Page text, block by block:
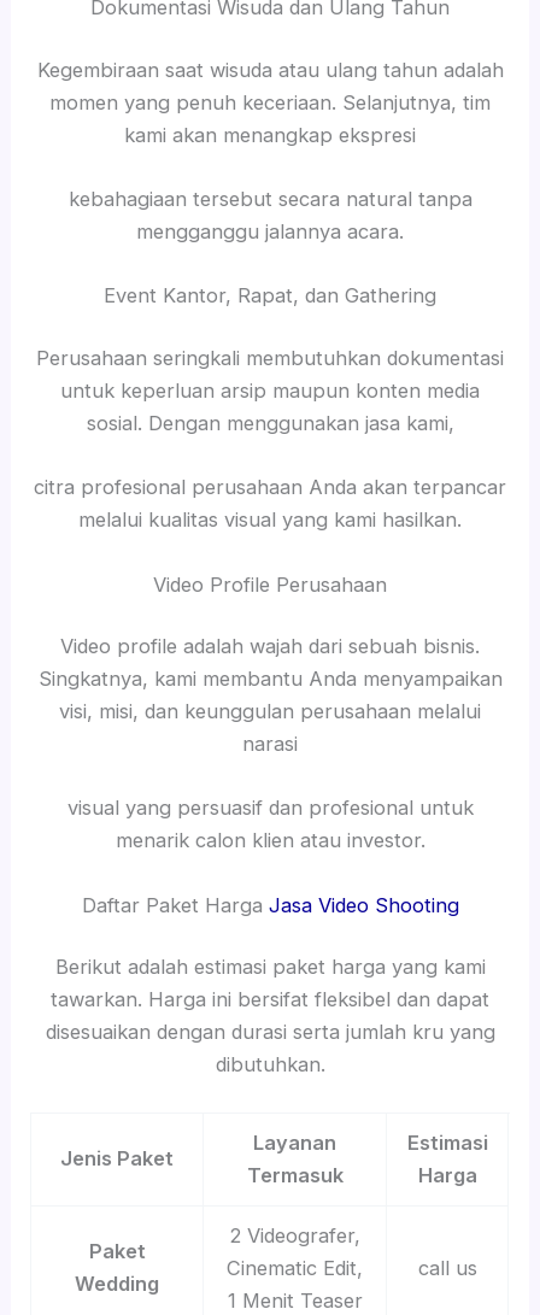
Dokumentasi Wisuda dan Ulang Tahun
Kegembiraan saat wisuda atau ulang tahun adalah
momen yang penuh keceriaan. Selanjutnya, tim
kami akan menangkap ekspresi
kebahagiaan tersebut secara natural tanpa
mengganggu jalannya acara.
Event Kantor, Rapat, dan Gathering
Perusahaan seringkali membutuhkan dokumentasi
untuk keperluan arsip maupun konten media
sosial. Dengan menggunakan jasa kami,
citra profesional perusahaan Anda akan terpancar
melalui kualitas visual yang kami hasilkan.
Video Profile Perusahaan
Video profile adalah wajah dari sebuah bisnis.
Singkatnya, kami membantu Anda menyampaikan
visi, misi, dan keunggulan perusahaan melalui
narasi
visual yang persuasif dan profesional untuk
menarik calon klien atau investor.
Daftar Paket Harga Jasa Video Shooting
Berikut adalah estimasi paket harga yang kami
tawarkan. Harga ini bersifat fleksibel dan dapat
disesuaikan dengan durasi serta jumlah kru yang
dibutuhkan.
Jenis Paket
Layanan
Termasuk
Estimasi
Harga
Paket
Wedding
2 Videografer,
Cinematic Edit,
1 Menit Teaser
call us